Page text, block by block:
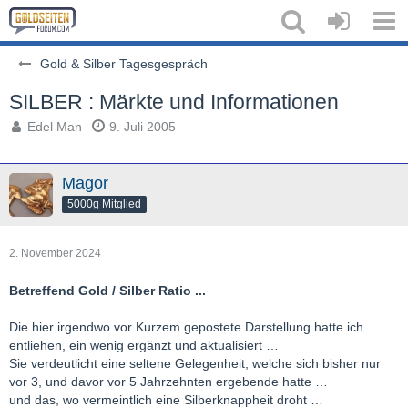
Gold & Silber Tagesgespräch
SILBER : Märkte und Informationen
Edel Man 9. Juli 2005
Magor
5000g Mitglied
2. November 2024
Betreffend Gold / Silber Ratio ...
Die hier irgendwo vor Kurzem gepostete Darstellung hatte ich
entliehen, ein wenig ergänzt und aktualisiert …
Sie verdeutlicht eine seltene Gelegenheit, welche sich bisher nur
vor 3, und davor vor 5 Jahrzehnten ergebende hatte …
und das, wo vermeintlich eine Silberknappheit droht …